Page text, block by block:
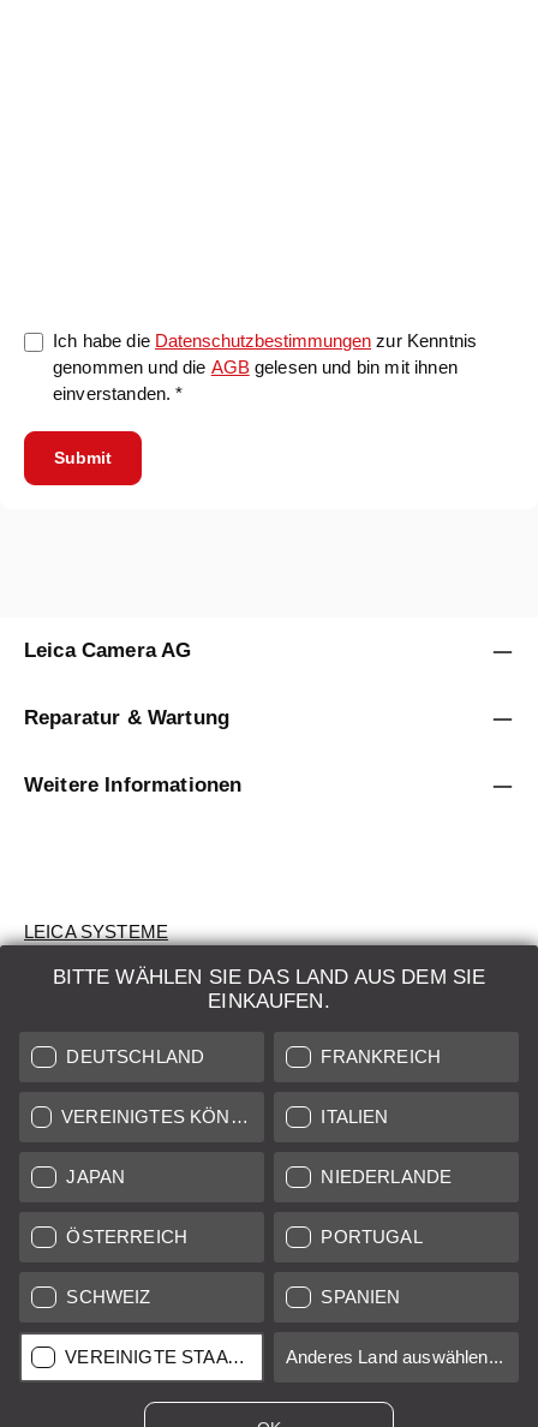
Ich habe die Datenschutzbestimmungen zur Kenntnis
genommen und die AGBgelesen und bin mit ihnen
einverstanden. *
Submit
BITTE WÄHLEN SIE DAS LAND AUS DEM SIE
EINKAUFEN.
DEUTSCHLAND FRANKREICH
VEREINIGTES KÖNIGREICH ITALIEN
JAPAN NIEDERLANDE
ÖSTERREICH PORTUGAL
SCHWEIZ SPANIEN
VEREINIGTE STAATEN Anderes Land auswählen...
Leica Camera AG
Reparatur & Wartung
Weitere Informationen
LEICA SYSTEME
BEWERTUNG
AUKTION
BRAND NEW
LEICA STORES
Alle Preise von in der EU/UK ansässigen Anbietern inkl.
Mehrwertsteuer zzgl.Versandkostensofern nicht anders
Alle Preise von in den USA ansässigen Anbietern exkl. MwSt.